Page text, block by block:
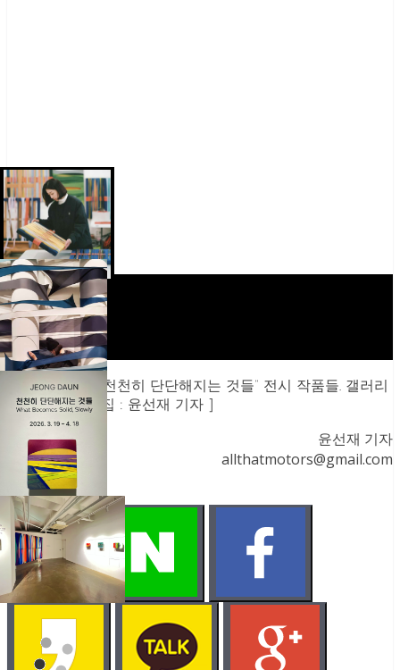
[ 정다운 작가 “천천히 단단해지는 것들” 전시 작품들. 갤러리
조은 | 촬영/편집 : 윤선재 기자 ]
윤선재 기자
allthatmotors@gmail.com